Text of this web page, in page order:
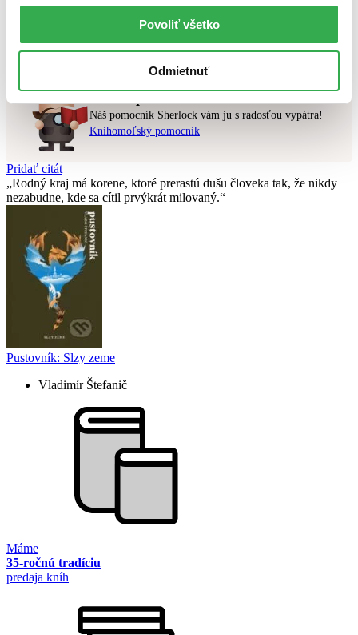
Povoliť všetko
Odmietnuť
vyhovujúci zadaným podmienkam.
Skúste prosím zmeniť vyhľadávaný výraz.
Náš pomocník Sherlock vám ju s radosťou vypátra!
Knihomoľský pomocník
Pridať citát
Rodný kraj má korene, ktoré prerastú dušu človeka tak, že nikdy
nezabudne, kde sa cítil prvýkrát milovaný.
Pustovník: Slzy zeme
Vladimír Štefanič
Máme
35-ročnú tradíciu
predaja kníh